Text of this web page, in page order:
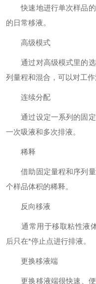
快速地进行单次样品的
的日常移液。
高级模式
通过对高级模式里的选
列量程和混合，可以对工
连续分配
通过设定一系列的固定
一次吸液和多次排液。
稀释
借助固定量程和序列量
个样品体积的稀释。
反向移液
通常用于移取粘性液
后只在*停止点进行排液。
更换移液端
更换移液端很快速、便